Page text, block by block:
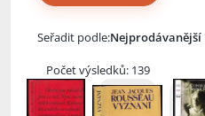
Seřadit podle:
Počet výsledků: 139